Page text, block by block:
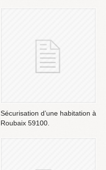
Sécurisation d’une habitation à
Roubaix 59100.